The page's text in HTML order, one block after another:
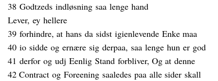
38 Godtzeds indløsning saa lenge hand
Lever, ey hellere
39 forhindre, at hans da sidst igienlevende Enke maa
40 io sidde og ernære sig derpaa, saa lenge hun er god
41 derfor og udj Eenlig Stand forbliver, Og at denne
42 Contract og Foreening saaledes paa alle sider skall